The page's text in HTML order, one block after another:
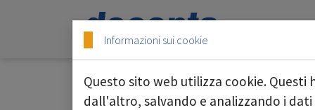
Skip to main content
Skip to page footer
Informazioni sui cookie
Questo sito web utilizza cookie.
dall'altro, salvando e analizzando i